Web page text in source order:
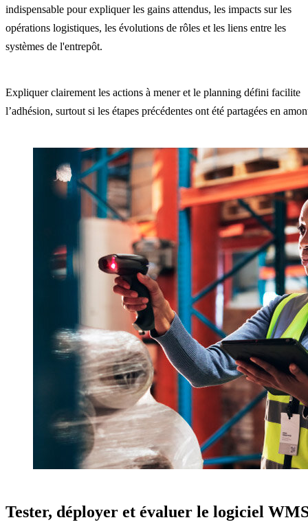
indispensable pour expliquer les gains attendus, les impacts sur les
opérations logistiques, les évolutions de rôles et les liens entre les
systèmes de l'entrepôt.
Expliquer clairement les actions à mener et le planning défini facilite
l’adhésion, surtout si les étapes précédentes ont été partagées en
Tester, déployer et évaluer le logiciel